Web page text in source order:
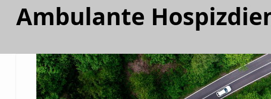
Ambulante
Kopfbild